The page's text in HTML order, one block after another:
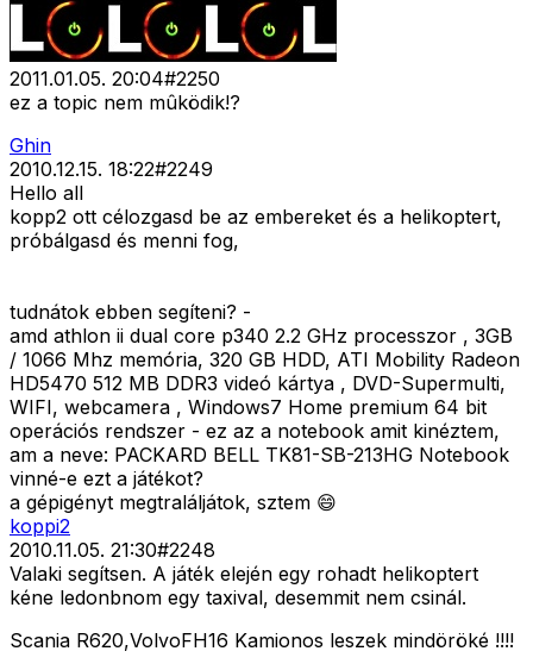
2011.01.05. 20:04#2250
ez a topic nem mûködik!?
Ghin
2010.12.15. 18:22#2249
Hello all
kopp2 ott célozgasd be az embereket és a helikoptert,
próbálgasd és menni fog,
tudnátok ebben segíteni? -
amd athlon ii dual core p340 2.2 GHz processzor , 3GB
/ 1066 Mhz memória, 320 GB HDD, ATI Mobility Radeon
HD5470 512 MB DDR3 videó kártya , DVD-Supermulti,
WIFI, webcamera , Windows7 Home premium 64 bit
operációs rendszer - ez az a notebook amit kinéztem,
am a neve: PACKARD BELL TK81-SB-213HG Notebook
vinné-e ezt a játékot?
a gépigényt megtraláljátok, sztem 😄
koppi2
2010.11.05. 21:30#2248
Valaki segítsen. A játék elején egy rohadt helikoptert
kéne ledonbnom egy taxival, desemmit nem csinál.
Scania R620,VolvoFH16 Kamionos leszek mindöröké !!!!